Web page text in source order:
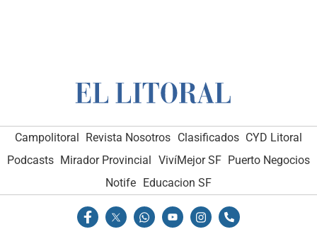
Campolitoral Revista Nosotros Clasificados CYD Litoral
Podcasts Mirador Provincial VivíMejor SF Puerto Negocios
Notife Educacion SF